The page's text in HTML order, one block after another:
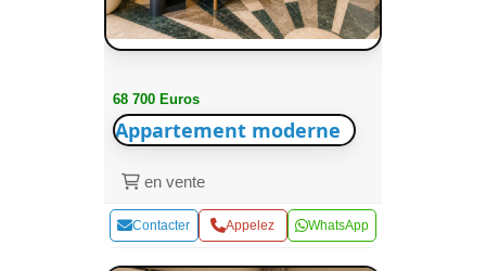
68 700 Euros
Appartement moderne
en vente
Contacter Appelez WhatsApp